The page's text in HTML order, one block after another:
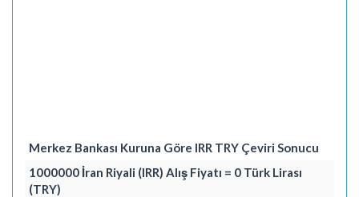
Merkez Bankası Kuruna Göre IRR TRY Çeviri Sonucu
1000000 İran Riyali (IRR) Alış Fiyatı = 0 Türk Lirası
(TRY)